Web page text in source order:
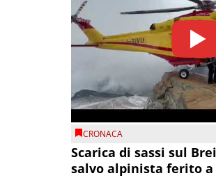
CRONACA
Scarica di sassi sul
salvo alpinista ferito a